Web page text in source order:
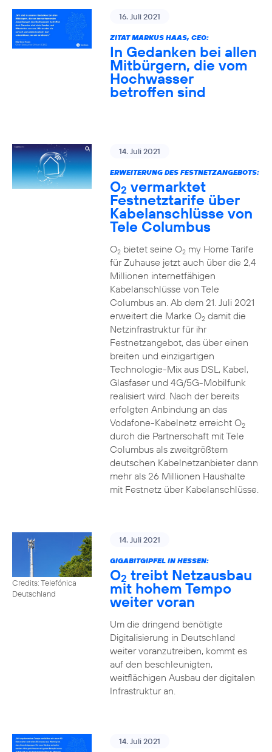
16. Juli 2021
ZITAT MARKUS HAAS, CEO:
In Gedanken bei allen
Mitbürgern, die vom
Hochwasser
betroffen sind
14. Juli 2021
ERWEITERUNG DES FESTNETZANGEBOTS:
O2 vermarktet
Festnetztarife über
Kabelanschlüsse von
Tele Columbus
O2bietet seine O2my Home Tarife
für Zuhause jetzt auch über die 2,4
Millionen internetfähigen
Kabelanschlüsse von Tele
Columbus an. Ab dem 21. Juli 2021
erweitert die Marke O2damit die
Netzinfrastruktur für ihr
Festnetzangebot, das über einen
breiten und einzigartigen
Technologie-Mix aus DSL, Kabel,
Glasfaser und 4G/5G-Mobilfunk
realisiert wird. Nach der bereits
erfolgten Anbindung an das
Vodafone-Kabelnetz erreicht O2
durch die Partnerschaft mit Tele
Columbus als zweitgrößtem
deutschen Kabelnetzanbieter dann
mehr als 26 Millionen Haushalte
mit Festnetz über Kabelanschlüsse.
Credits: Telefónica
Deutschland
14. Juli 2021
GIGABITGIPFEL IN HESSEN:
O2 treibt Netzausbau
mit hohem Tempo
weiter voran
Um die dringend benötigte
Digitalisierung in Deutschland
weiter voranzutreiben, kommt es
auf den beschleunigten,
weitflächigen Ausbau der digitalen
Infrastruktur an.
14. Juli 2021